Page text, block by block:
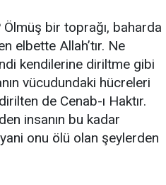
bir toprağı, baharda
elbette Allah’tır. Ne
kendilerine diriltme gibi
vücudundaki hücreleri
de Cenab-ı Haktır.
insanın bu kadar
onu ölü olan şeylerden